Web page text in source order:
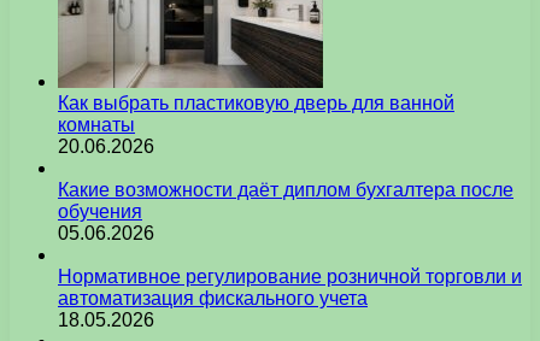
Как выбрать пластиковую дверь для ванной
комнаты
20.06.2026
Какие возможности даёт диплом бухгалтера после
обучения
05.06.2026
Нормативное регулирование розничной торговли и
автоматизация фискального учета
18.05.2026